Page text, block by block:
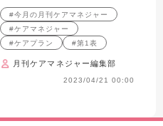
プラン第1表作成のポイント
#今月の月刊ケアマネジャー
#ケアマネジャー
#ケアプラン
#第1表
月刊ケアマネジャー編集部
2023/04/21 00:00